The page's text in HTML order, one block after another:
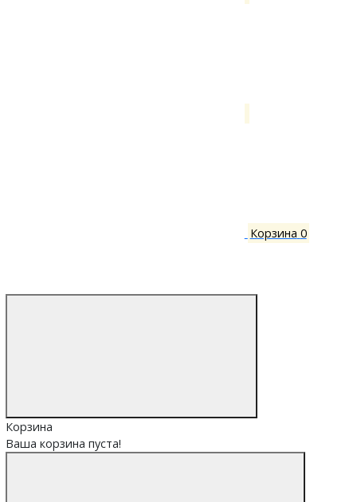
Корзина 0
Корзина
Ваша корзина пуста!